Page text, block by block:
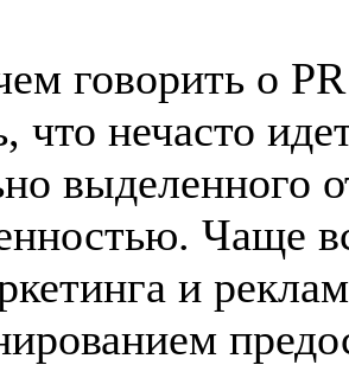
говорить о
что нечасто
выделенного
Чаще
и